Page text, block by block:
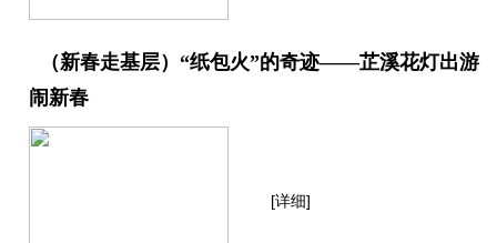
（新春走基层）“纸包火”的奇迹——芷溪花灯出游
闹新春
[详细]